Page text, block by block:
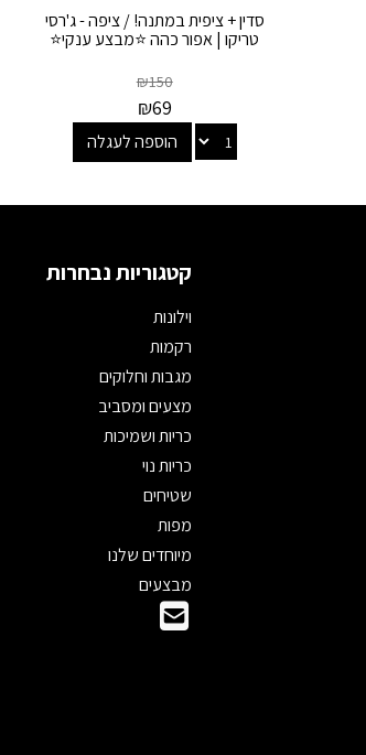
סדין + ציפית במתנה! / ציפה - ג'רסי
טריקו | אפור כהה ⭐מבצע ענקי⭐
₪150
₪69
הוספה לעגלה
קטגוריות נבחרות
וילונות
רקמות
מגבות וחלוקים
מצעים ומסביב
כריות ושמיכות
כריות נוי
שטיחים
מפות
מיוחדים שלנו
מבצעים